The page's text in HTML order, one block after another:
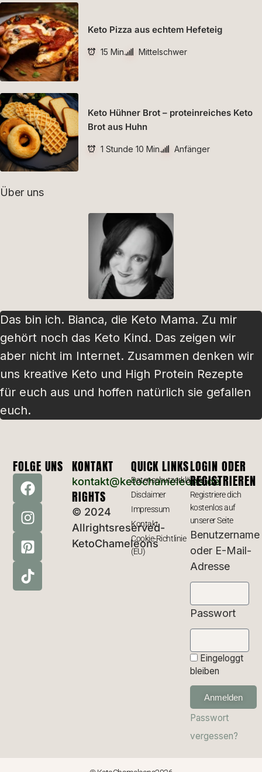
Keto Pizza aus echtem Hefeteig
15 Min. Mittelschwer
Keto Hühner Brot – proteinreiches Keto
Brot aus Huhn
1 Stunde 10 Min. Anfänger
Über uns
Das bin ich. Bianca, die Keto Mama. Zu mir
gehört noch das Keto Kind. Das zeigen wir
aber nicht im Internet. Zusammen denken wir
uns kreative Keto und High Protein Rezepte
für euch aus und hoffen natürlich sie gefallen
euch.
FOLGE UNS KONTAKT
kontakt@ketochameleons.de
RIGHTS
© 2024
Allrightsreserved-
KetoChameleons
QUICK LINKS
Datenschutzerklärung
Disclaimer
Impressum
Kontakt
Cookie-Richtlinie
(EU)
LOGIN ODER
REGISTRIEREN
Registriere dich
kostenlos auf
unserer Seite
Benutzername
oder E-Mail-
Adresse
Passwort
Eingeloggt
bleiben
Anmelden
Passwort
vergessen?